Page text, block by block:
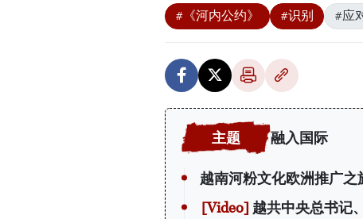
#《河内公约》 #识别 #应
融入国际
越南河粉文化欧洲推广之
越共中央总书记